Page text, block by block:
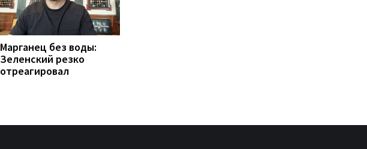
Марганец без воды:
Зеленский резко
отреагировал